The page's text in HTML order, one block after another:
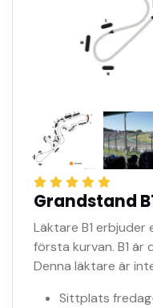
Grandstand
Läktare B1
första kurvan. B1 är
Denna läktare är
Sittplats